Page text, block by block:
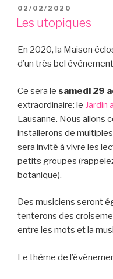
PUBLIÉ
LE
02/02/2020
Les utopiques
En 2020, la Maison
d’un très bel
Ce sera le samedi 29
extraordinaire: le Jardin
Lausanne. Nous allons
installerons de
sera invité à vivre les
petits groupes
botanique).
Des musiciens seront
tenterons des
entre les mots et la
Le thème de